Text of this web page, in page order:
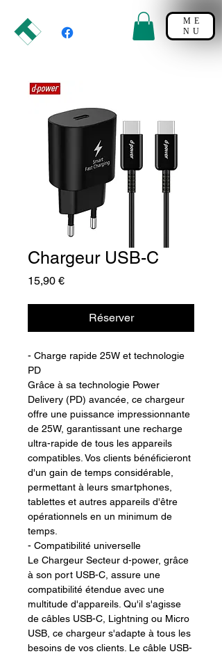
ME
NU
Chargeur USB-C
15,90 €Prix
Réserver
- Charge rapide 25W et technologie
PD
Grâce à sa technologie Power
Delivery (PD) avancée, ce chargeur
offre une puissance impressionnante
de 25W, garantissant une recharge
ultra-rapide de tous les appareils
compatibles. Vos clients bénéficieront
d'un gain de temps considérable,
permettant à leurs smartphones,
tablettes et autres appareils d'être
opérationnels en un minimum de
temps.
- Compatibilité universelle
Le Chargeur Secteur d-power, grâce
à son port USB-C, assure une
compatibilité étendue avec une
multitude d'appareils. Qu'il s'agisse
de câbles USB-C, Lightning ou Micro
USB, ce chargeur s'adapte à tous les
besoins de vos clients. Le câble USB-